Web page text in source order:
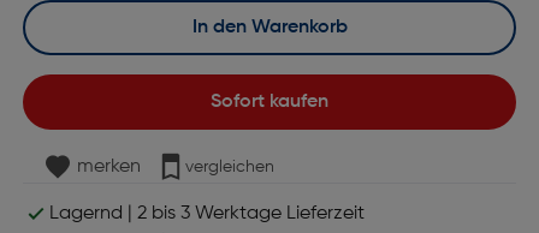
Sofort kaufen
In den Warenkorb
merken vergleichen
Lagernd | 2 bis 3 Werktage Lieferzeit